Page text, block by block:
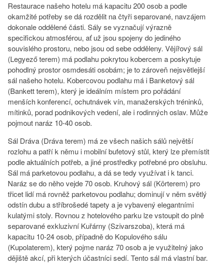
Restaurace našeho hotelu má kapacitu 200 osob a podle
okamžité potřeby se dá rozdělit na čtyři separované, navzájem
dokonale oddělené části. Sály se vyznačují výrazně
specifickou atmosférou, ať už jsou spojeny do jediného
souvislého prostoru, nebo jsou od sebe odděleny. Vějířový sál
(Legyező terem) má podlahu pokrytou kobercem a poskytuje
pohodlný prostor osmdesáti osobám; je to zároveň nejsvětlejší
sál našeho hotelu. Kobercovou podlahu má i Banketový sál
(Bankett terem), který je ideálním místem pro pořádání
menších konferencí, ochutnávek vín, manažerských tréninků,
mítinků, porad podnikových vedení, ale i rodinných oslav. Může
pojmout naráz 10-40 osob.
Sál Dráva (Dráva terem) má ze všech našich sálů největší
rozlohu a patří k němu i mobilní bufetový stůl, který lze přemístit
podle aktuálních potřeb, a jiné prostředky potřebné pro obsluhu.
Sál má parketovou podlahu, a dá se tedy využívat i k tanci.
Naráz se do něho vejde 70 osob. Kruhový sál (Körterem) pro
třicet lidí má rovněž parketovou podlahu; dominují v něm světlý
odstín dubu a stříbrošedé tapety a je vybavený elegantními
kulatými stoly. Rovnou z hotelového parku lze vstoupit do plně
separované exkluzivní Kuřárny (Szivarszoba), která má
kapacitu 10-24 osob, případně do Kopulového sálu
(Kupolaterem), který pojme naráz 70 osob a je využitelný jako
dějiště akcí, při kterých účastníci sedí. Tento sál má vlastní bar.